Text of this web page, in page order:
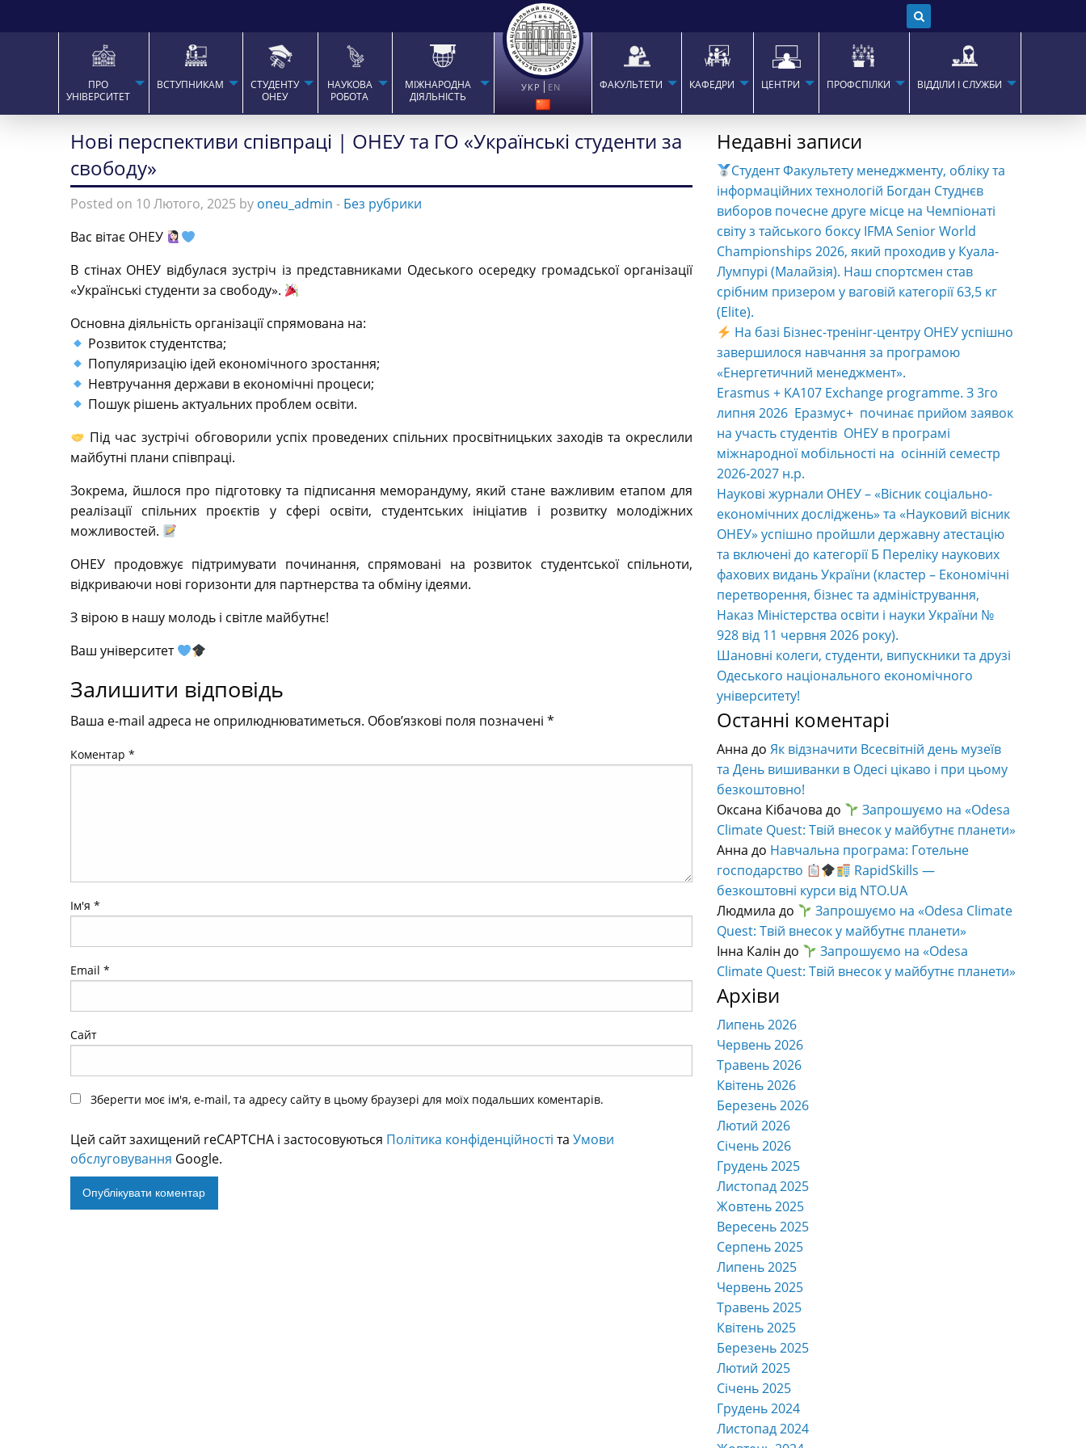
ПРО
УНІВЕРСИТЕТ
ВСТУПНИКАМ
СТУДЕНТУ
ОНЕУ
НАУКОВА
РОБОТА
МІЖНАРОДНА
ДІЯЛЬНІСТЬ
УКР EN ФАКУЛЬТЕТИ КАФЕДРИ ЦЕНТРИ ПРОФСПІЛКИ ВІДДІЛИ І СЛУЖБИ
Нові перспективи співпраці | ОНЕУ та ГО «Українські студенти за
свободу»
Posted on 10 Лютого, 2025 by oneu_admin - Без рубрики
Вас вітає ОНЕУ
В стінах ОНЕУ відбулася зустріч із представниками Одеського осередку громадської організації
«Українські студенти за свободу».
Основна діяльність організації спрямована на:
Розвиток студентства;
Популяризацію ідей економічного зростання;
Невтручання держави в економічні процеси;
Пошук рішень актуальних проблем освіти.
Під час зустрічі обговорили успіх проведених спільних просвітницьких заходів та окреслили
майбутні плани співпраці.
Зокрема, йшлося про підготовку та підписання меморандуму, який стане важливим етапом для
реалізації спільних проєктів у сфері освіти, студентських ініціатив і розвитку молодіжних
можливостей.
ОНЕУ продовжує підтримувати починання, спрямовані на розвиток студентської спільноти,
відкриваючи нові горизонти для партнерства та обміну ідеями.
З вірою в нашу молодь і світле майбутнє!
Ваш університет
Залишити відповідь
Ваша e-mail адреса не оприлюднюватиметься. Обов’язкові поля позначені *
Коментар *
Ім'я *
Email *
Сайт
Зберегти моє ім'я, e-mail, та адресу сайту в цьому браузері для моїх подальших коментарів.
Цей сайт захищений reCAPTCHA і застосовуються Політика конфіденційності та Умови
обслуговування Google.
Недавні записи
Студент Факультету менеджменту, обліку та
інформаційних технологій Богдан Студнєв
виборов почесне друге місце на Чемпіонаті
світу з тайського боксу IFMA Senior World
Championships 2026, який проходив у Куала-
Лумпурі (Малайзія). Наш спортсмен став
срібним призером у ваговій категорії 63,5 кг
(Elite).
На базі Бізнес-тренінг-центру ОНЕУ успішно
завершилося навчання за програмою
«Енергетичний менеджмент».
Erasmus + KA107 Exchange programme. З 3го
липня 2026 Еразмус+ починає прийом заявок
на участь студентів ОНЕУ в програмі
міжнародної мобільності на осінній семестр
2026-2027 н.р.
Наукові журнали ОНЕУ – «Вісник соціально-
економічних досліджень» та «Науковий вісник
ОНЕУ» успішно пройшли державну атестацію
та включені до категорії Б Переліку наукових
фахових видань України (кластер – Економічні
перетворення, бізнес та адміністрування,
Наказ Міністерства освіти і науки України №
928 від 11 червня 2026 року).
Шановні колеги, студенти, випускники та друзі
Одеського національного економічного
університету!
Останні коментарі
Анна доЯк відзначити Всесвітній день музеїв
та День вишиванки в Одесі цікаво і при цьому
безкоштовно!
Оксана Кібачова до
Запрошуємо на «Odesa
Climate Quest: Твій внесок у майбутнє планети»
Анна до Навчальна програма: Готельне
господарство
RapidSkills —
безкоштовні курси від NTO.UA
Людмила до
Запрошуємо на «Odesa Climate
Quest: Твій внесок у майбутнє планети»
Інна Калін до
Запрошуємо на «Odesa
Climate Quest: Твій внесок у майбутнє планети»
Архіви
Липень 2026
Червень 2026
Травень 2026
Квітень 2026
Березень 2026
Лютий 2026
Січень 2026
Грудень 2025
Листопад 2025
Жовтень 2025
Вересень 2025
Серпень 2025
Липень 2025
Червень 2025
Травень 2025
Квітень 2025
Березень 2025
Лютий 2025
Січень 2025
Грудень 2024
Листопад 2024